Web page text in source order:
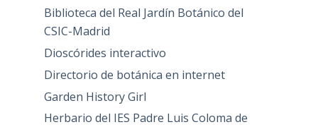
Biblioteca del Real Jardín Botánico del
CSIC-Madrid
Dioscórides interactivo
Directorio de botánica en internet
Garden History Girl
Herbario del IES Padre Luis Coloma de